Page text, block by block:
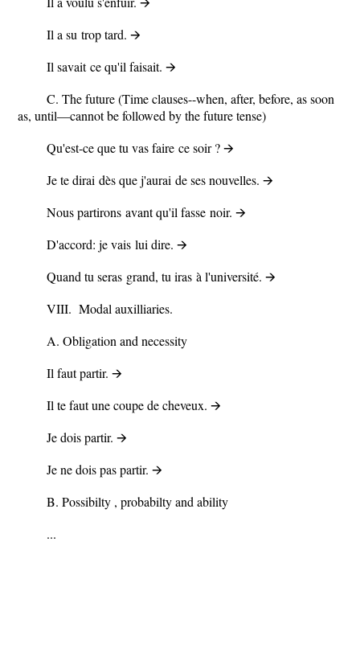
Il a su trop tard. 🡪
Il savaitce qu'il faisait. 🡪
C. The future(Time clauses--when, after, before, as soon
as, until—cannot be followed by the future tense)
Qu'est-ce que tu vas faire ce soir ? 🡪
Je tedirai dès quej'aurai de ses nouvelles. 🡪
Nouspartirons avant qu'il fasse noir. 🡪
D'accord: jevais lui dire. 🡪
Quand tu seras grand, tu iras à l'université. 🡪
VIII. Modal auxilliaries.
A. Obligation and necessity
Il faut partir. 🡪
Il te faut une coupe de cheveux. 🡪
Je dois partir. 🡪
Je ne dois pas partir. 🡪
B. Possibilty , probabilty and ability
...